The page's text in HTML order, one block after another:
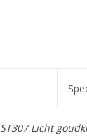
ST307 Licht